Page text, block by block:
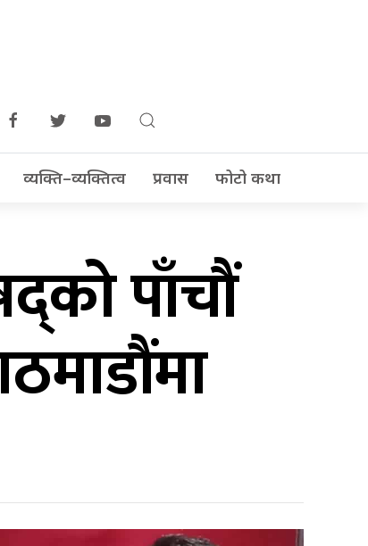
व्यक्ति–व्यक्तित्व प्रवास फोटो कथा
पाँचौं